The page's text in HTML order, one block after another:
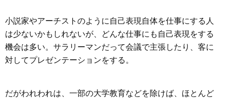
小説家やアーチストのように自己表現自体を仕事にする人
は少ないかもしれないが、どんな仕事にも自己表現をする
機会は多い。サラリーマンだって会議で主張したり、客に
対してプレゼンテーションをする。
だがわれわれは、一部の大学教育などを除けば、ほとんど